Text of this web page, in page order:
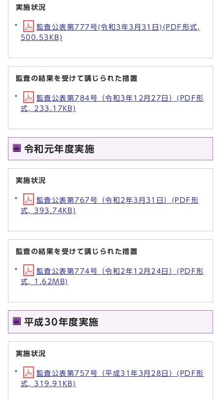
実施状況
監査公表第777号(令和3年3月31日)(PDF形式,
500.53KB)
監査の結果を受けて講じられた措置
監査公表第784号（令和3年12月27日）(PDF形
式, 233.17KB)
令和元年度実施
実施状況
監査公表第767号（令和2年3月31日）(PDF形
式, 393.74KB)
監査の結果を受けて講じられた措置
監査公表第774号（令和2年12月24日）(PDF形
式, 1.62MB)
平成30年度実施
実施状況
監査公表第757号（平成31年3月28日）(PDF形
式, 319.91KB)